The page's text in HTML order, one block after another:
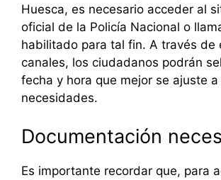
Huesca, es necesario acceder al
oficial de la Policía Nacional o
habilitado para tal fin. A través de
canales, los ciudadanos podrán
fecha y hora que mejor se ajuste a
necesidades.
Documentación
Es importante recordar que, para